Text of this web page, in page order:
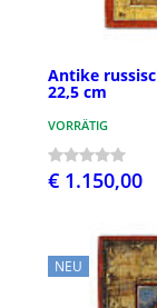
Antike
22,5 cm
VORRÄTIG
€ 1.150,00
NEU